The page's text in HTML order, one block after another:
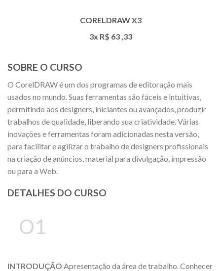
CORELDRAW X3
3x R$ 63,33
SOBRE O CURSO
O CorelDRAW é um dos programas de editoração mais
usados no mundo. Suas ferramentas são fáceis e intuitivas,
permitindo aos designers, iniciantes ou avançados, produzir
trabalhos de qualidade, liberando sua criatividade. Várias
inovações e ferramentas foram adicionadas nesta versão,
para facilitar e agilizar o trabalho de designers profissionais
na criação de anúncios, material para divulgação, impressão
ou para a Web.
DETALHES DO CURSO
O1
INTRODUÇÃO Apresentação da área de trabalho. Conhecer